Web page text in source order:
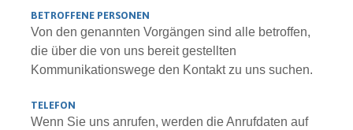
BETROFFENE PERSONEN
Von den genannten Vorgängen sind alle betroffen,
die über die von uns bereit gestellten
Kommunikationswege den Kontakt zu uns suchen.
TELEFON
Wenn Sie uns anrufen, werden die Anrufdaten auf